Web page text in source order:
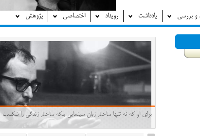
و بررسی یادداشت رویداد اختصاصی پژوهش
برای او که نه تنها ساختار زبان سینمایی بلکه ساختار زندگی را شکست